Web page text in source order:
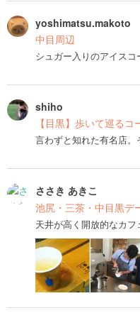
yoshimatsu.makoto
中目周辺
シュガー入りのアイスコ
shiho
【目黒】歩いて巡るコ
言わずと知れた有名店
ささき あきこ
池尻・三茶・中目黒デ
天井が高く開放的なカフ